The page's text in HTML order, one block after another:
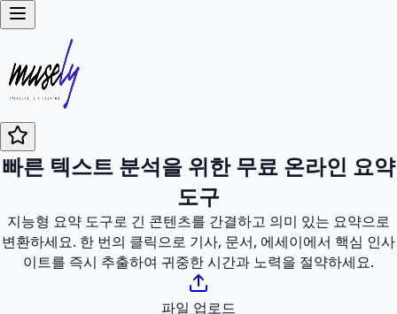
빠른 텍스트 분석을 위한 무료 온라인 요약
도구
지능형 요약 도구로 긴 콘텐츠를 간결하고 의미 있는 요약으로
변환하세요. 한 번의 클릭으로 기사, 문서, 에세이에서 핵심 인사
이트를 즉시 추출하여 귀중한 시간과 노력을 절약하세요.
파일 업로드